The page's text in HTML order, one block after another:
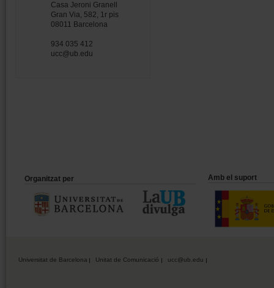
Casa Jeroni Granell
Gran Via, 582, 1r pis
08011 Barcelona
934 035 412
ucc@ub.edu
Organitzat per Amb el suport
Universitat de Barcelona Unitat de Comunicació ucc@ub.edu